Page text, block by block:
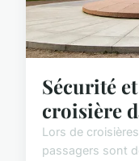
Sécurité
croisière
Lors de
passagers sont